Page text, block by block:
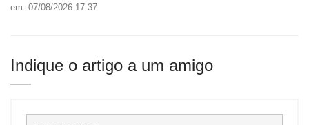
em: 07/08/2026 17:37
Indique o artigo a um amigo